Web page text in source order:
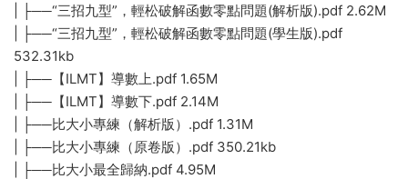
| ├──“三招九型”，輕松破解函數零點問題(解析版).pdf 2.62M
| ├──“三招九型”，輕松破解函數零點問題(學生版).pdf
532.31kb
| ├──【ILMT】導數上.pdf 1.65M
| ├──【ILMT】導數下.pdf 2.14M
| ├──比大小專練（解析版）.pdf 1.31M
| ├──比大小專練（原卷版）.pdf 350.21kb
| ├──比大小最全歸納.pdf 4.95M